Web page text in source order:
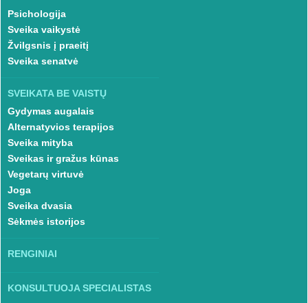
Psichologija
Sveika vaikystė
Žvilgsnis į praeitį
Sveika senatvė
SVEIKATA BE VAISTŲ
Gydymas augalais
Alternatyvios terapijos
Sveika mityba
Sveikas ir gražus kūnas
Vegetarų virtuvė
Joga
Sveika dvasia
Sėkmės istorijos
RENGINIAI
KONSULTUOJA SPECIALISTAS